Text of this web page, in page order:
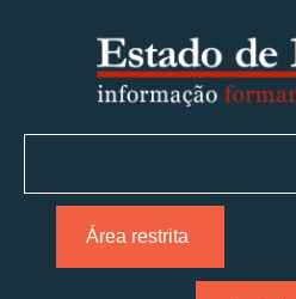
Área restrita